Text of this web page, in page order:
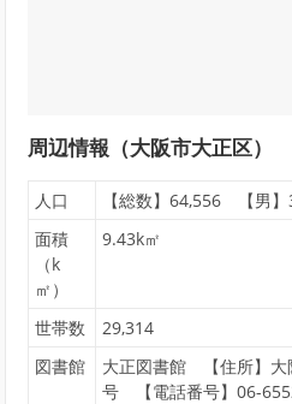
周辺情報（大阪市大正区）
人口
【総数】64,556 【男
面積
（k
㎡）
9.43k㎡
世帯数
29,314
図書館
大正図書館 【住所】大
号 【電話番号】06-